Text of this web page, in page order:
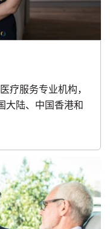
疗服务专业机构，
大陆、中国香港和